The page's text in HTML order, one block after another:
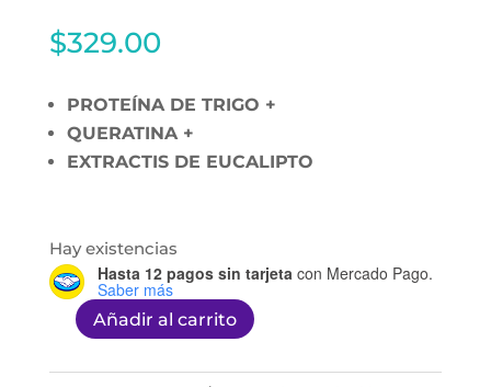
$329.00
PROTEÍNA DE TRIGO +
QUERATINA +
EXTRACTIS DE EUCALIPTO
Hay existencias
Hasta 12 pagos sin tarjeta con Mercado Pago.
Saber más
MAN
Añadir al carrito